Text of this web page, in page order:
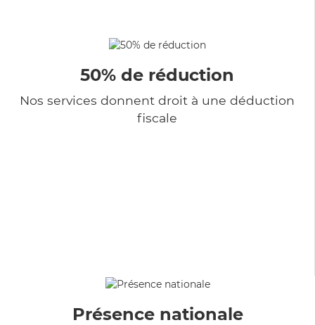
50% de réduction
Nos services donnent droit à une déduction
fiscale
Présence nationale